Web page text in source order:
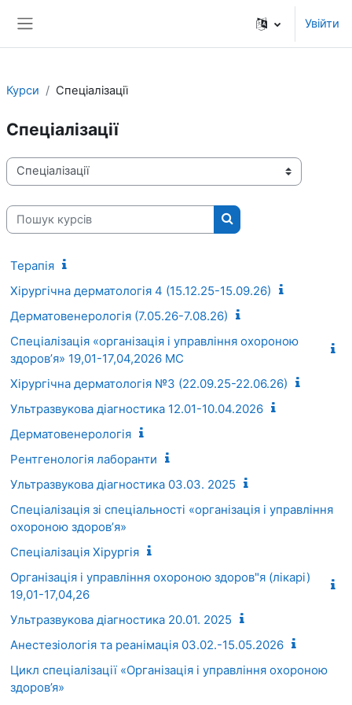
Увійти
Курси Спеціалізації
Спеціалізації
Категорії курсів
Пошук курсів
Пошук курсів
Терапія
Хірургічна дерматологія 4 (15.12.25-15.09.26)
Дерматовенерологія (7.05.26-7.08.26)
Спеціалізація «організація і управління охороною
здоровʼя» 19,01-17,04,2026 МС
Хірургічна дерматологія №3 (22.09.25-22.06.26)
Ультразвукова діагностика 12.01-10.04.2026
Дерматовенерологія
Рентгенологія лаборанти
Ультразвукова діагностика 03.03. 2025
Спеціалізація зі спеціальності «організація і управління
охороною здоровʼя»
Спеціалізація Хірургія
Організація і управління охороною здоров"я (лікарі)
19,01-17,04,26
Ультразвукова діагностика 20.01. 2025
Анестезіологія та реанімація 03.02.-15.05.2026
Цикл спеціалізації «Організація і управління охороною
здоров’я»